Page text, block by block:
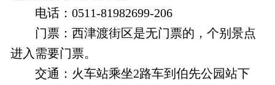
电话：0511-81982699-206
门票：西津渡街区是无门票的，个别景点
进入需要门票。
交通：火车站乘坐2路车到伯先公园站下